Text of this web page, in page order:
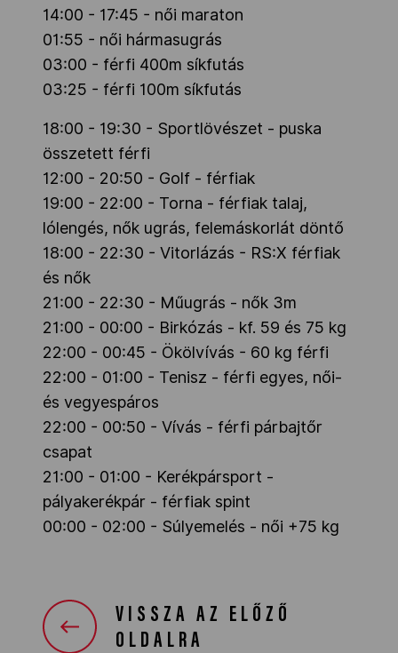
14:00 - 17:45 - női maraton
01:55 - női hármasugrás
03:00 - férfi 400m síkfutás
03:25 - férfi 100m síkfutás
18:00 - 19:30 - Sportlövészet - puska
összetett férfi
12:00 - 20:50 - Golf - férfiak
19:00 - 22:00 - Torna - férfiak talaj,
lólengés, nők ugrás, felemáskorlát döntő
18:00 - 22:30 - Vitorlázás - RS:X férfiak
és nők
21:00 - 22:30 - Műugrás - nők 3m
21:00 - 00:00 - Birkózás - kf. 59 és 75 kg
22:00 - 00:45 - Ökölvívás - 60 kg férfi
22:00 - 01:00 - Tenisz - férfi egyes, női-
és vegyespáros
22:00 - 00:50 - Vívás - férfi párbajtőr
csapat
21:00 - 01:00 - Kerékpársport -
pályakerékpár - férfiak spint
00:00 - 02:00 - Súlyemelés - női +75 kg
VISSZA AZ ELŐZŐ
OLDALRA